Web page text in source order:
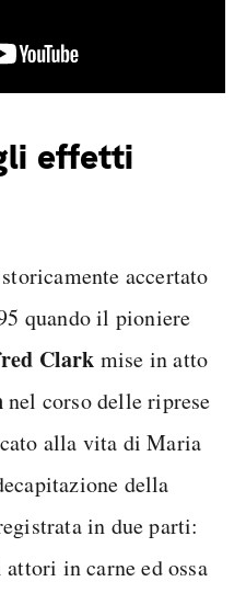
effetti
accertato
quando il pioniere
Clark mise in atto
nel corso delle riprese
alla vita di Maria
della
in due parti:
in carne ed ossa